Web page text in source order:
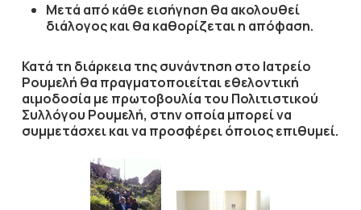
Μετά από κάθε εισήγηση θα ακολουθεί
διάλογος και θα καθορίζεται η απόφαση.
Κατά τη διάρκεια της συνάντηση στο Ιατρείο
Ρουμελή θα πραγματοποιείται εθελοντική
αιμοδοσία με πρωτοβουλία του Πολιτιστικού
Συλλόγου Ρουμελή, στην οποία μπορεί να
συμμετάσχει και να προσφέρει όποιος επιθυμεί.